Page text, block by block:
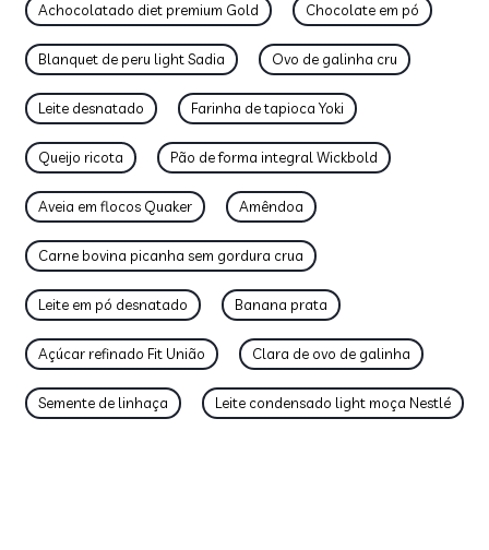
Achocolatado diet premium Gold Chocolate em pó
Blanquet de peru light Sadia Ovo de galinha cru
Leite desnatado Farinha de tapioca Yoki
Queijo ricota Pão de forma integral Wickbold
Aveia em flocos Quaker Amêndoa
Carne bovina picanha sem gordura crua
Leite em pó desnatado Banana prata
Açúcar refinado Fit União Clara de ovo de galinha
Semente de linhaça Leite condensado light moça Nestlé